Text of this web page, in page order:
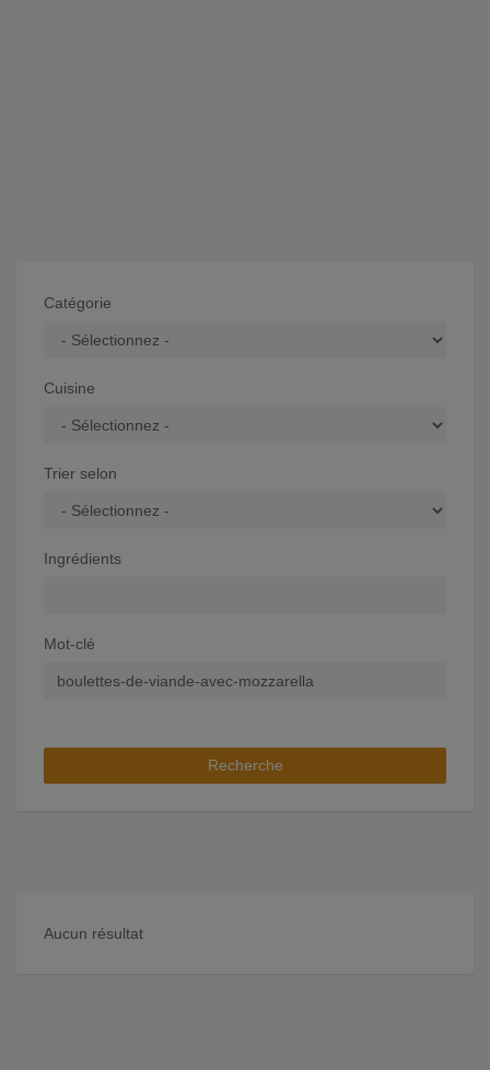
Catégorie
Cuisine
Trier selon
Ingrédients
Mot-clé
Recherche
Aucun résultat